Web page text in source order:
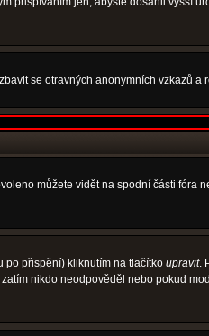
se otravných anonymních vzkazů a
můžete vidět na spodní části fóra
po přispění) kliknutím na tlačítko upravit.
nikdo neodpověděl nebo pokud